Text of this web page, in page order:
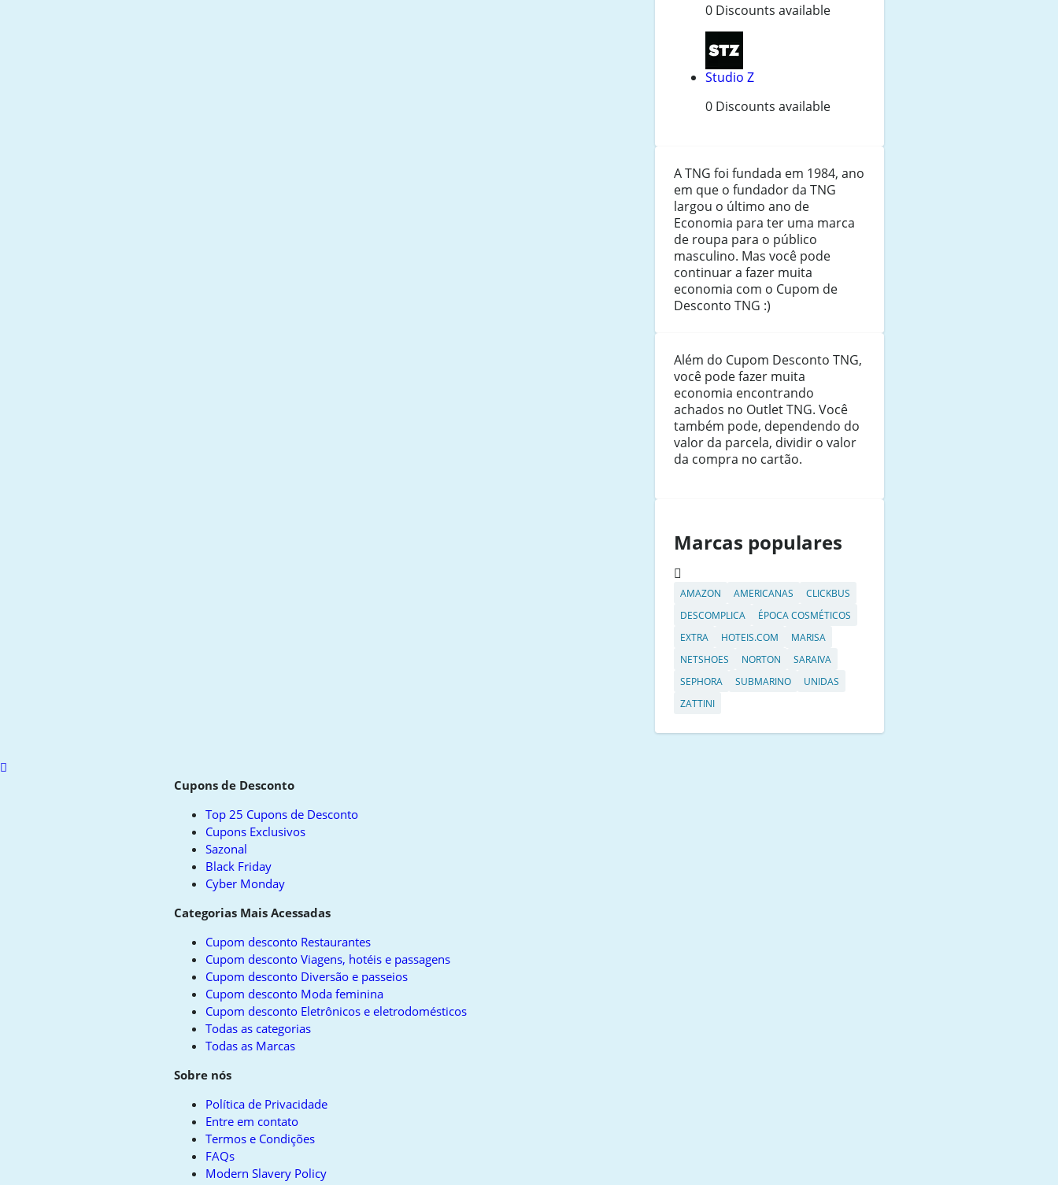
0 Discounts available
Studio Z
0 Discounts available
A TNG foi fundada em 1984, ano
em que o fundador da TNG
largou o último ano de
Economia para ter uma marca
de roupa para o público
masculino. Mas você pode
continuar a fazer muita
economia com o Cupom de
Desconto TNG :)
Além do Cupom Desconto TNG,
você pode fazer muita
economia encontrando
achados no Outlet TNG. Você
também pode, dependendo do
valor da parcela, dividir o valor
da compra no cartão.
Marcas populares
AMAZON AMERICANAS
CLICKBUS
DESCOMPLICA
ÉPOCA COSMÉTICOS
EXTRA
HOTEIS.COM
MARISA
NETSHOES
NORTON
SARAIVA
SEPHORA
SUBMARINO
UNIDAS
ZATTINI
Scroll
Cupons de Desconto
Top 25 Cupons de Desconto
Cupons Exclusivos
Sazonal
Black Friday
Cyber Monday
Categorias Mais Acessadas
Cupom desconto Restaurantes
Cupom desconto Viagens, hotéis e passagens
Cupom desconto Diversão e passeios
Cupom desconto Moda feminina
Cupom desconto Eletrônicos e eletrodomésticos
Todas as categorias
Todas as Marcas
Sobre nós
Política de Privacidade
Entre em contato
Termos e Condições
FAQs
Modern Slavery Policy